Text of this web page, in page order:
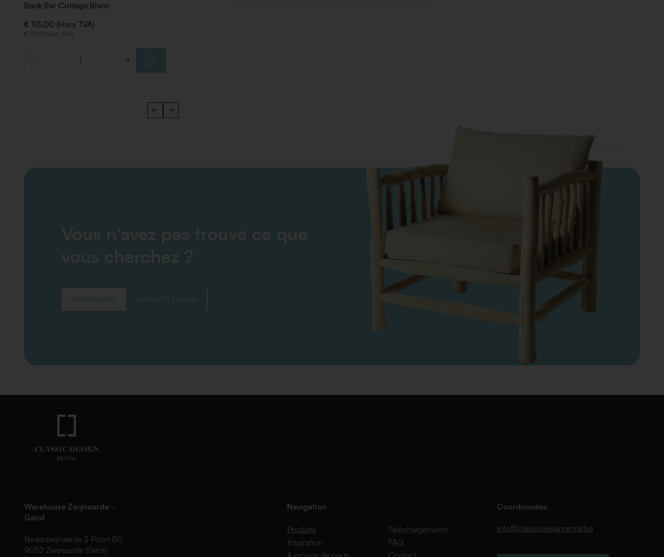
Back Bar Cottage Blanc
€ 115,00 (Hors TVA)
€ 139,15 (Incl. TVA)
- +
Vous n'avez pas trouvé ce que
vous cherchez ?
RECHERCHER CONTACTEZ-NOUS
Warehouse Zwijnaarde -
Gand
Nederzwijnaarde 2 Poort 80
9052 Zwijnaarde (Gent)
Navigation
Produits
Inspiration
Téléchargements
FAQ
Coordonnées
info@classicdesignrental.be